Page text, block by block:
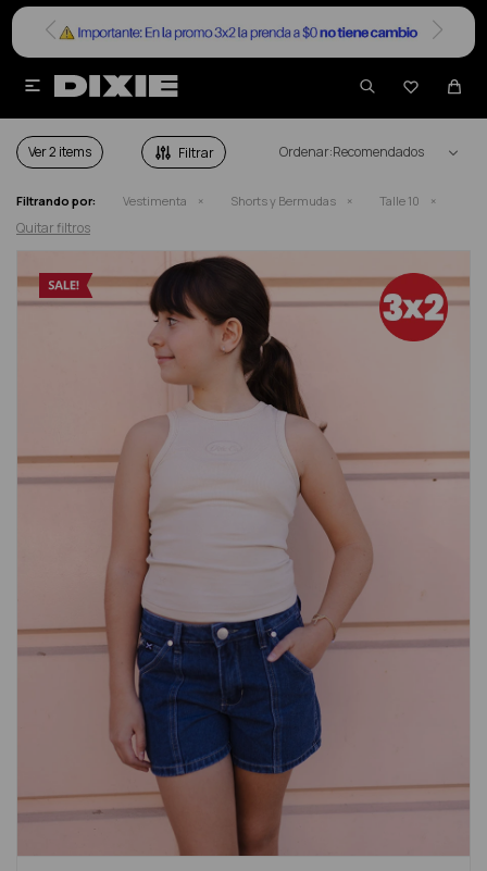


SHORTS Y BERMUDAS EN SALE TALLE 10
Ver Recomendados
Filtrando por: Vestimenta Shorts y Bermudas Talle 10
Quitar filtros